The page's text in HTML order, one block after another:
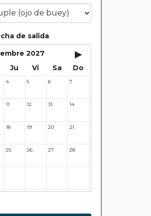
de salida
2027
▸
Ju Vi Sa Do
4 5 6 7
11 12 13 14
18 19 20 21
25 26 27 28